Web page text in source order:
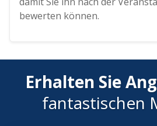
bewerten können.
Erhalten Sie
fantastischen